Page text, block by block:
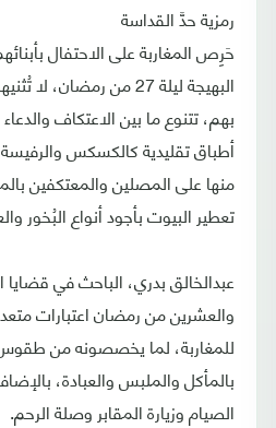
رمزية حدَّ القداسة
حَرِص المغاربة على الاحتفال
البهيجة ليلة 27 من
بهم، تتنوع ما بين الاعتكاف
أطباق تقليدية كالكسكس
منها على المصلين والمعتكفين
تعطير البيوت بأجود أنواع البُخور
عبدالخالق بدري، الباحث في قضايا
والعشرين من رمضان اعتبارات
للمغاربة، لما يخصصونه من طقوس
بالمأكل والملبس والعبادة،
الصيام وزيارة المقابر وصلة الرحم.